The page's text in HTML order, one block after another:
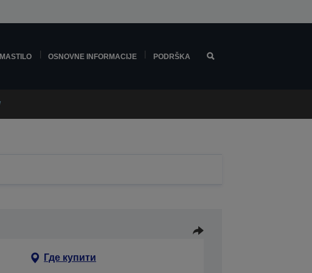
MASTILO OSNOVNE INFORMACIJE PODRŠKA
Где купити